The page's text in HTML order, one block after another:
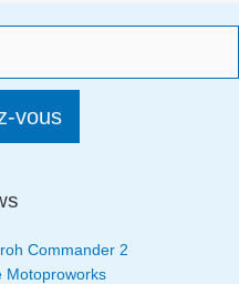
vous
Commander 2
Motoproworks